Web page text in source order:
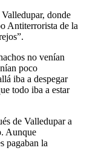
donde
Antiterrorista de la
no venían
poco
iba a despegar
todo iba a estar
de Valledupar a
Aunque
pagaban la